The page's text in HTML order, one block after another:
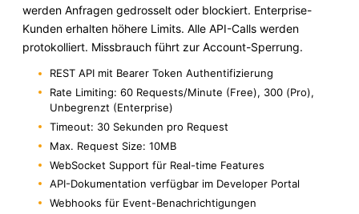
werden Anfragen gedrosselt oder blockiert. Enterprise-
Kunden erhalten höhere Limits. Alle API-Calls werden
protokolliert. Missbrauch führt zur Account-Sperrung.
REST API mit Bearer Token Authentifizierung
Rate Limiting: 60 Requests/Minute (Free), 300 (Pro),
Unbegrenzt (Enterprise)
Timeout: 30 Sekunden pro Request
Max. Request Size: 10MB
WebSocket Support für Real-time Features
API-Dokumentation verfügbar im Developer Portal
Webhooks für Event-Benachrichtigungen